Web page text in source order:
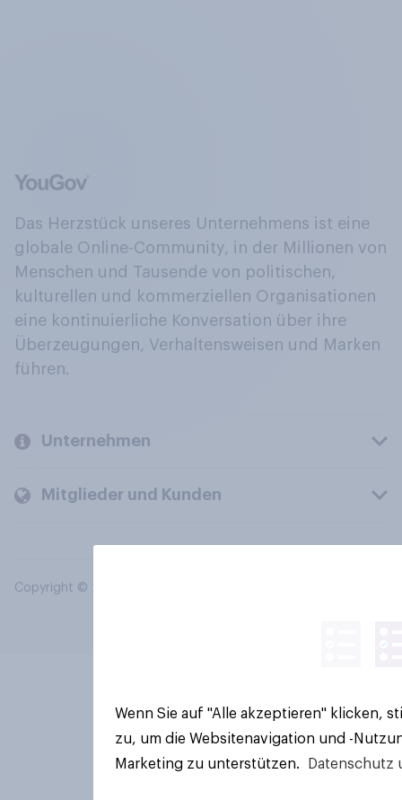
Das Herzstück unseres Unternehmens ist eine
globale Online-Community, in der Millionen von
Menschen und Tausende von politischen,
kulturellen und kommerziellen Organisationen
eine kontinuierliche Konversation über ihre
Überzeugungen, Verhaltensweisen und Marken
führen.
Unternehmen
Mitglieder und Kunden
Copyright © 2026 YouGov PLC. Alle Rechte vorbehalten.
Wenn Sie auf "Alle akzeptieren" klicken,
zu, um die Websitenavigation und -
Marketing zu unterstützen.
Datenschutz